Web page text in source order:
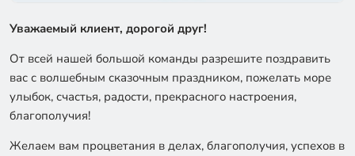
Уважаемый клиент, дорогой друг!
От всей нашей большой команды разрешите поздравить
вас с волшебным сказочным праздником, пожелать море
улыбок, счастья, радости, прекрасного настроения,
благополучия!
Желаем вам процветания в делах, благополучия, успехов в